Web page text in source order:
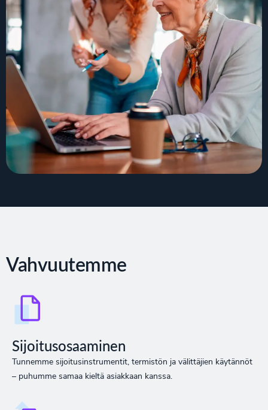
Vahvuutemme
Sijoitusosaaminen
Tunnemme sijoitusinstrumentit, termistön ja välittäjien käytännöt
– puhumme samaa kieltä asiakkaan kanssa.